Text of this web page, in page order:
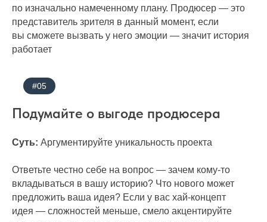
по изначально намеченному плану. Продюсер — это
представитель зрителя в данный момент, если
вы сможете вызвать у него эмоции — значит история
работает
#05
Подумайте о выгоде продюсера
Суть: Аргументируйте уникальность проекта
Ответьте честно себе на вопрос — зачем кому-то
вкладываться в вашу историю? Что нового может
предложить ваша идея? Если у вас хай-концепт
идея — сложностей меньше, смело акцентируйте